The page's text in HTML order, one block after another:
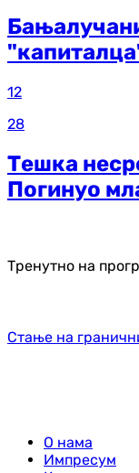
12
28
Тешка
Погинуо
Тренутно на
Стање на
О нама
Импресум